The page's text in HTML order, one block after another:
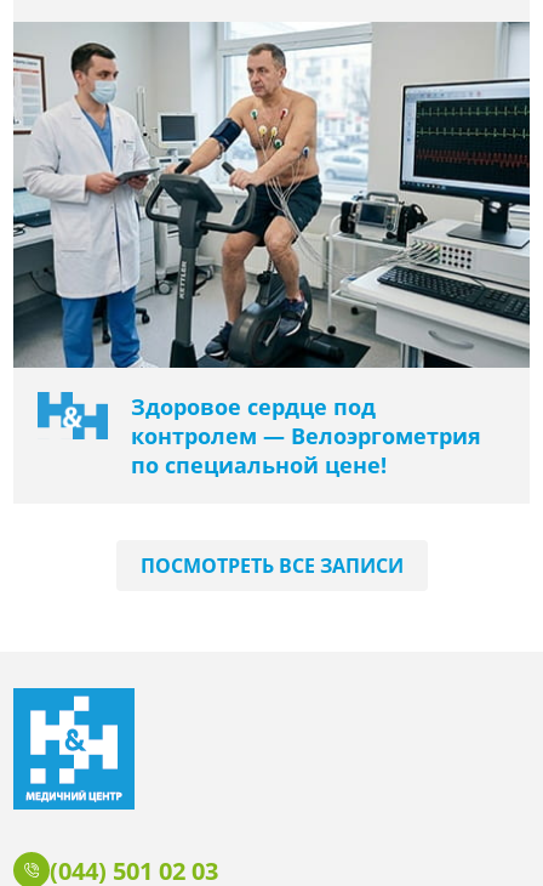
Здоровое сердце под
контролем — Велоэргометрия
по специальной цене!
ПОСМОТРЕТЬ ВСЕ ЗАПИСИ
(044) 501 02 03